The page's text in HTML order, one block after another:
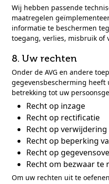
Wij hebben passende
maatregelen
informatie te beschermen
toegang, verlies, misbruik of
8. Uw rechten
Onder de AVG en andere
gegevensbescherming
betrekking tot uw
Recht op inzage
Recht op rectificatie
Recht op verwijdering
Recht op beperking
Recht op
Recht om bezwaar te
Om uw rechten uit te